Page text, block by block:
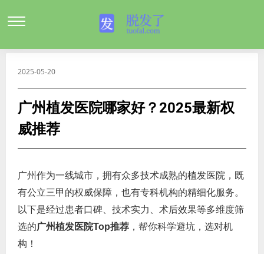
2025-05-20
广州植发医院哪家好？2025最新权
威推荐
广州作为一线城市，拥有众多技术成熟的植发医院，既
有公立三甲的权威保障，也有专科机构的精细化服务。
以下是经过患者口碑、技术实力、术后效果等多维度筛
选的‌广州植发医院Top推荐 ‌，帮你科学避坑，选对机
构！